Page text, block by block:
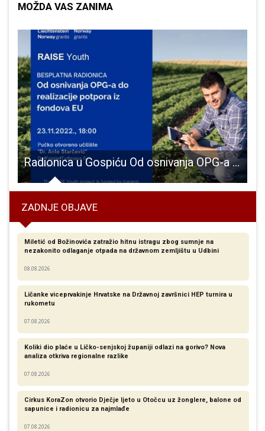
MOŽDA VAS ZANIMA
Radionica u Gospiću Od osnivanja OPG-a do realizacije potpora iz fondova EU
ZADNJE OBJAVE
Miletić od Božinovića zatražio hitnu istragu zbog sumnje na
nezakonito odlaganje otpada na državnom zemljištu u Udbini
08.08.2026
Ličanke viceprvakinje Hrvatske na Državnoj završnici HEP turnira u
rukometu
07.08.2026
Koliki dio plaće u Ličko-senjskoj županiji odlazi na gorivo? Nova
analiza otkriva regionalne razlike​
07.08.2026
Cirkus KoraZon otvorio Dječje ljeto u Otočcu uz žonglere, balone od
sapunice i radionicu za najmlađe
07.08.2026